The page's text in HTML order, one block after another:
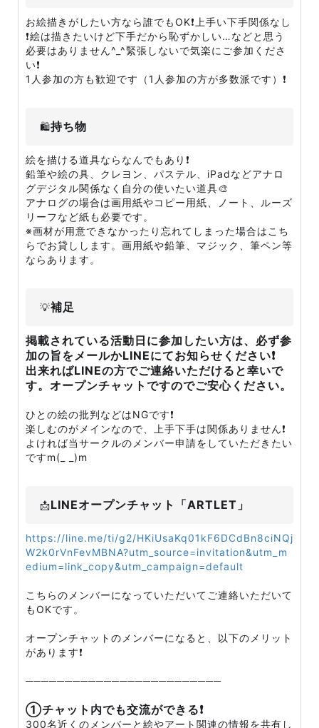
お絵描きがしたい方なら誰でもOK❗上手い下手関係なし
❗絵は描きたいけど下手だから恥ずかしい…などと思う
必要はありません^_^緊張しないで気楽にご参加くださ
い❗
1人参加の方も歓迎です（1人参加の方が多数派です）❗
🛍持ち物
絵を描ける道具ならなんでもあり❗
鉛筆や絵の具、クレヨン、パステル、iPadなどアナロ
グデジタル関係なく自分の使いたい道具🎨
アナログの場合は画用紙やコピー用紙、ノート、ルーズ
リーフなど紙も必要です。
※画材が用意できなかったり忘れてしまった場合はこち
らでお貸しします。画用紙や鉛筆、マジック、筆ペン等
ならあります。
💡補足
掲載されている活動日に参加したい方は、必ず参
加の旨をメールかLINEにてお知らせください❗
出来ればLINEの方でご連絡いただけると幸いで
す。オープンチャットですのでご安心ください。
ひとの絵の批判などはNGです❗
楽しむのがメインなので、上手下手は関係ありません❗
よければ当サークルのメンバー申請をしていただきたい
ですm(_ _)m
📩LINEオープンチャット「ARTLET」
https://line.me/ti/g2/HKiUsaKq01kF6DCdBn8ciNQj
W2k0rVnFevMBNA?utm_source=invitation&utm_m
edium=link_copy&utm_campaign=default
こちらのメンバーになっていただいてご連絡いただいて
もOKです。
オープンチャットのメンバーになると、以下のメリット
があります❗
─────────────────────────
①チャット内でも交流ができる❗
300名近くのメンバーと絵やアート関連の情報を共有し